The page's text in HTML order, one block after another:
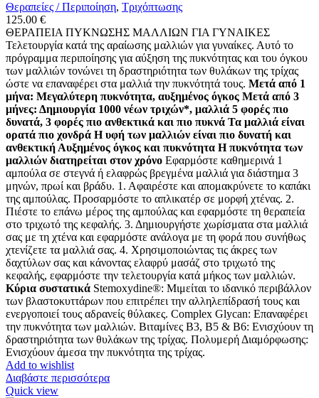
Θεραπείες / Περιποίηση, Τριχόπτωσης
125.00 €
ΘΕΡΑΠΕΙΑ ΠΥΚΝΩΣΗΣ ΜΑΛΛΙΩΝ ΓΙΑ ΓΥΝΑΙΚΕΣ
Τελετουργία κατά της αραίωσης μαλλιών για γυναίκες. Αυτό το
πρόγραμμα περιποίησης για αύξηση της πυκνότητας και του όγκου
των μαλλιών τονώνει τη δραστηριότητα των θυλάκων της τρίχας
ώστε να επαναφέρει στα μαλλιά την πυκνότητά τους. Μετά από 1
μήνα: Μεγαλύτερη πυκνότητα, αυξημένος όγκος Μετά από 3
μήνες: Δημιουργία 1000 νέων τριχών*, μαλλιά 5 φορές πιο
δυνατά, 3 φορές πιο ανθεκτικά και πιο πυκνά Τα μαλλιά είναι
ορατά πιο χονδρά Η υφή των μαλλιών είναι πιο δυνατή και
ανθεκτική Αυξημένος όγκος και πυκνότητα Η πυκνότητα των
μαλλιών διατηρείται στον χρόνο Εφαρμόστε καθημερινά 1
αμπούλα σε στεγνά ή ελαφρώς βρεγμένα μαλλιά για διάστημα 3
μηνών, πρωί και βράδυ. 1. Αφαιρέστε και απομακρύνετε το καπάκι
της αμπούλας. Προσαρμόστε το απλικατέρ σε μορφή χτένας. 2.
Πιέστε το επάνω μέρος της αμπούλας και εφαρμόστε τη θεραπεία
στο τριχωτό της κεφαλής. 3. Δημιουργήστε χωρίσματα στα μαλλιά
σας με τη χτένα και εφαρμόστε ανάλογα με τη φορά που συνήθως
χτενίζετε τα μαλλιά σας. 4. Χρησιμοποιώντας τις άκρες των
δαχτύλων σας και κάνοντας ελαφρύ μασάζ στο τριχωτό της
κεφαλής, εφαρμόστε την τελετουργία κατά μήκος των μαλλιών.
Κύρια συστατικά Stemoxydine®: Μιμείται το ιδανικό περιβάλλον
των βλαστοκυττάρων που επιτρέπει την αλληλεπίδρασή τους και
ενεργοποιεί τους αδρανείς θύλακες. Complex Glycan: Επαναφέρει
την πυκνότητα των μαλλιών. Βιταμίνες B3, B5 & B6: Ενισχύουν τη
δραστηριότητα των θυλάκων της τρίχας. Πολυμερή Διαμόρφωσης:
Ενισχύουν άμεσα την πυκνότητα της τρίχας.
Add to wishlist
Διαβάστε περισσότερα
Quick view